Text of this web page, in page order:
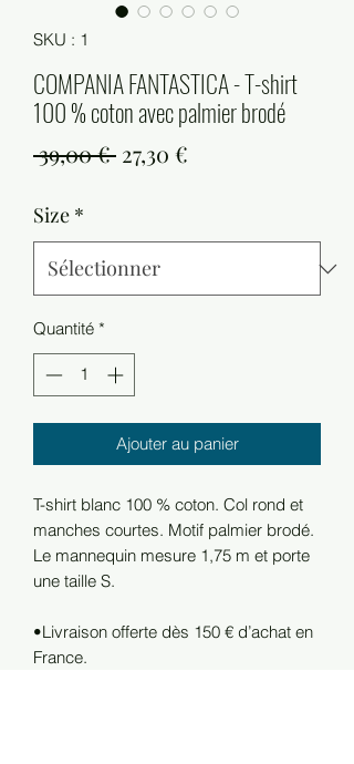
SKU : 1
COMPANIA FANTASTICA - T-shirt
100 % coton avec palmier brodé
39,00 € Prix
27,30 €
Size *
Quantité *
Ajouter au panier
T-shirt blanc 100 % coton. Col rond et
manches courtes. Motif palmier brodé.
Le mannequin mesure 1,75 m et porte
une taille S.
•Livraison offerte dès 150 € d’achat en
France.